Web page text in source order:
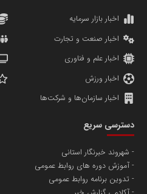
دانشگاه سئوی ایران
پایگاه اطلاع رسانی اعتلای
تامین آهن اسفنجی تولیدکنندگان فولاد
مریم حاج نوروز نظری
مسعودصادقی
اخبار بازار سرمایه
اخبار صنعت و تجارت
اخبار علم و فناوری
اخبار ورزش
اخبار سازمان‌ها و شرکت‌ها
دسترسی سریع
شهروند خبرنگار استانی
آموزش دوره های روابط عمومی
تدوین برنامه روابط عمومی